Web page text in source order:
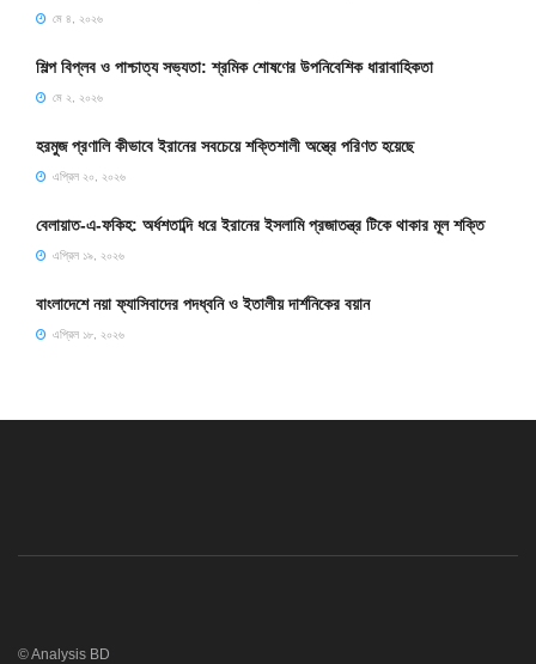
মে ৪, ২০২৬
শিল্প বিপ্লব ও পাশ্চাত্য সভ্যতা: শ্রমিক শোষণের উপনিবেশিক ধারাবাহিকতা
মে ২, ২০২৬
হরমুজ প্রণালি কীভাবে ইরানের সবচেয়ে শক্তিশালী অস্ত্রে পরিণত হয়েছে
এপ্রিল ২০, ২০২৬
বেলায়াত-এ-ফকিহ: অর্ধশতাব্দি ধরে ইরানের ইসলামি প্রজাতন্ত্র টিকে থাকার মূল শক্তি
এপ্রিল ১৯, ২০২৬
বাংলাদেশে নয়া ফ্যাসিবাদের পদধ্বনি ও ইতালীয় দার্শনিকের বয়ান
এপ্রিল ১৮, ২০২৬
© Analysis BD